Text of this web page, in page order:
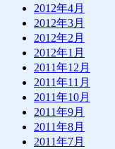
2012年4月
2012年3月
2012年2月
2012年1月
2011年12月
2011年11月
2011年10月
2011年9月
2011年8月
2011年7月